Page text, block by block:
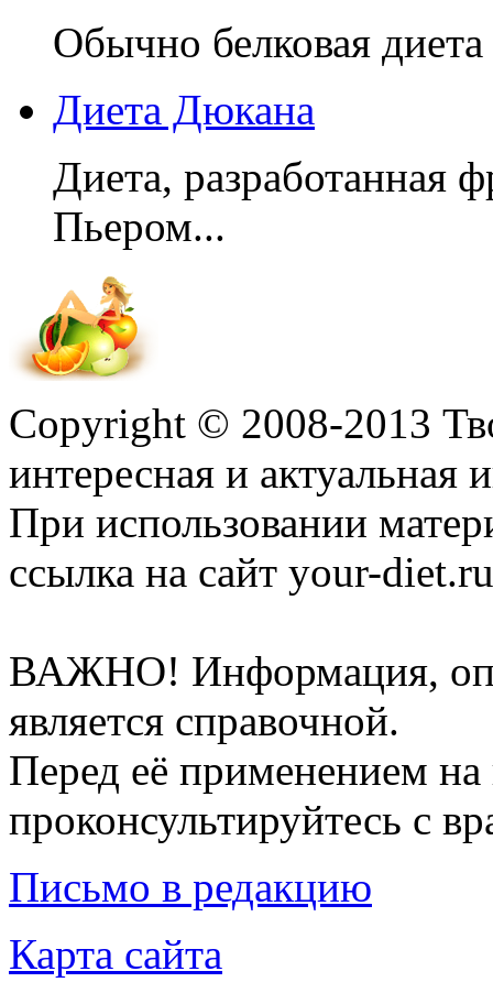
Обычно белковая
Диета Дюкана
Диета, разработанная
Пьером...
Copyright © 2008-2013
интересная и
При использовании
ссылка на сайт your-
ВАЖНО! Информация,
является справочной.
Перед её применением на
проконсультируйтесь с
Письмо в редакцию
Карта сайта